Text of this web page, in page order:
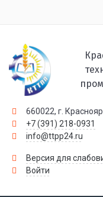
660022, г.
+7 (391) 218-0931
info@ttpp24.ru
Версия для
Войти